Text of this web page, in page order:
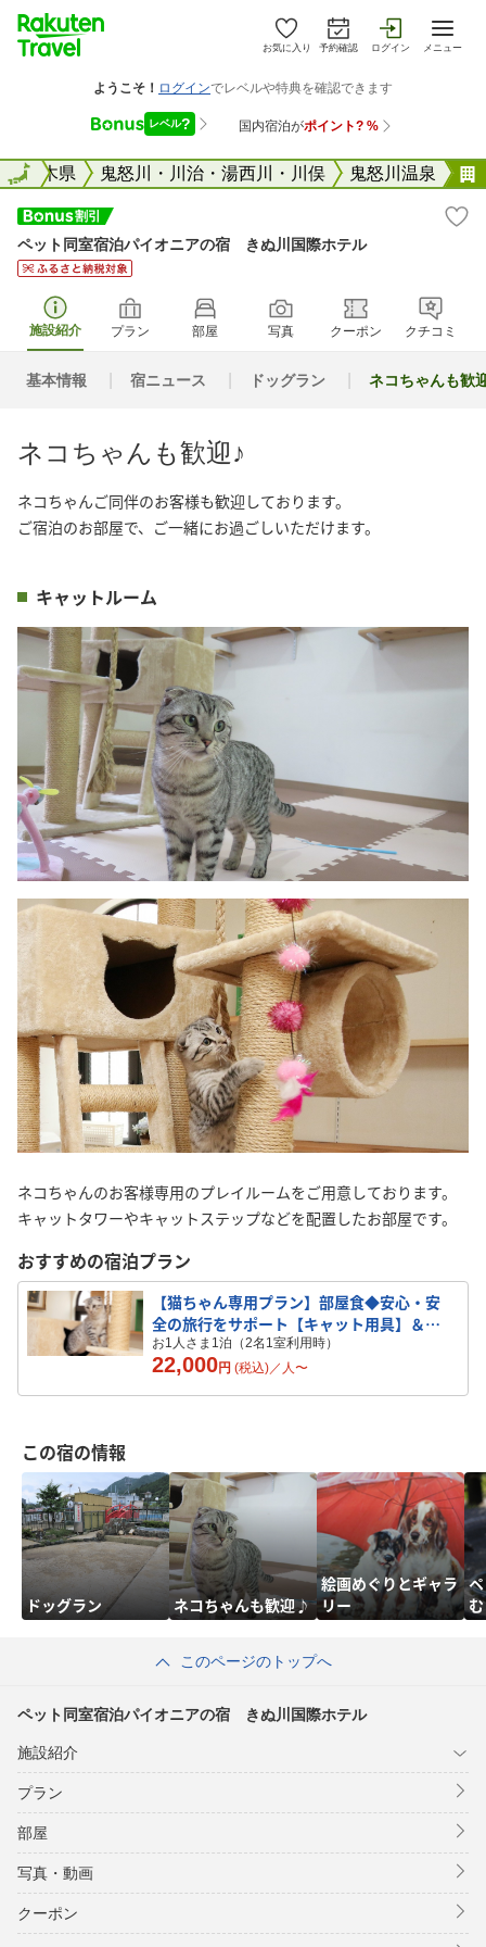
お気に入り 予約確認 ログイン メニュー
全国栃木県 鬼怒川・川治・湯西川・川俣 鬼怒川温泉
全国
ペット同室宿泊パイオニアの宿 きぬ川国際ホテル
施設紹介 プラン 部屋 写真 クーポン クチコミ
基本情報 宿ニュース ドッグラン ネコちゃんも歓
ネコちゃんも歓迎♪
ネコちゃんご同伴のお客様も歓迎しております。
ご宿泊のお部屋で、ご一緒にお過ごしいただけます。
キャットルーム
ネコちゃんのお客様専用のプレイルームをご用意しております。
キャットタワーやキャットステップなどを配置したお部屋です。
おすすめの宿泊プラン
【猫ちゃん専用プラン】部屋食◆安心・安
全の旅行をサポート【キャット用具】＆
【キャットルーム】♪
お1人さま1泊（2名1室利用時）
22,000円 (税込)／ 人〜
この宿の情報
ドッグラン ネコちゃんも歓迎♪
絵画めぐりとギャラ
リー
む
このページのトップへ
ペット同室宿泊パイオニアの宿 きぬ川国際ホテル
施設紹介
プラン
部屋
写真・動画
クーポン